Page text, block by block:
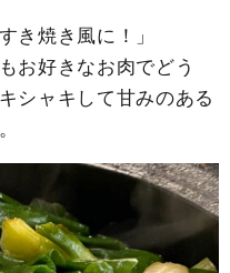
き焼き風に！」
お好きなお肉でどう
シャキして甘みのある